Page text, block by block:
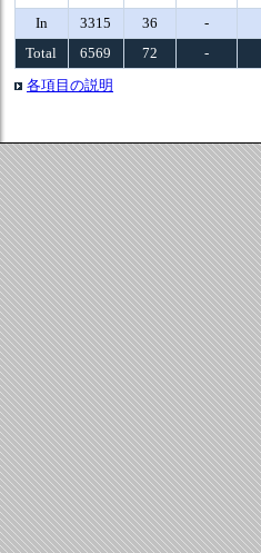
In
3315 36
-
Total
6569 72
-
各項目の説明